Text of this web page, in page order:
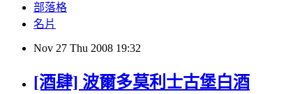
部落格
名片
Nov 27 Thu 2008 19:32
[酒肆] 波爾多莫利士古堡白酒